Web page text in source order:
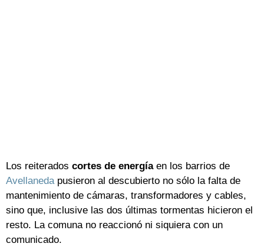
Los reiterados cortes de energíaen los barrios de
Avellanedapusieron al descubierto no sólo la falta de
mantenimiento de cámaras, transformadores y cables,
sino que, inclusive las dos últimas tormentas hicieron el
resto. La comuna no reaccionó ni siquiera con un
comunicado.